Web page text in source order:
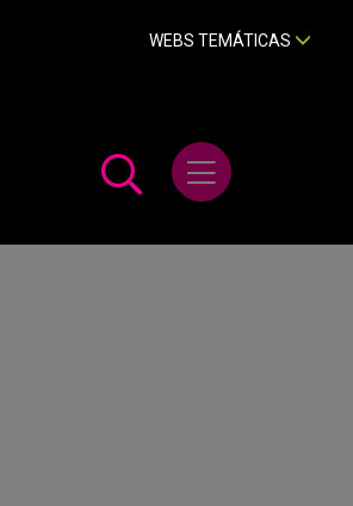
WEBS TEMÁTICAS
Abrir menú